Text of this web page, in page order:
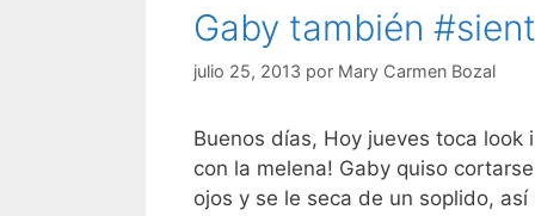
Gaby también
julio 25, 2013 por Mary Carmen Bozal
Buenos días, Hoy jueves toca
con la melena! Gaby quiso
ojos y se le seca de un soplido,